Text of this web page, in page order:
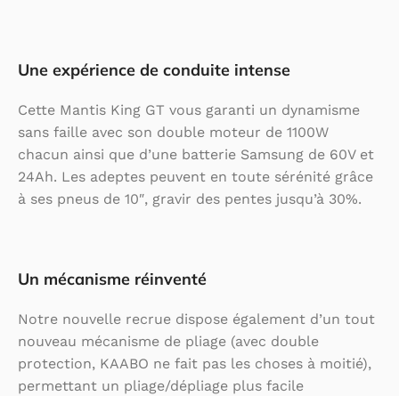
Une expérience de conduite intense
Cette Mantis King GT vous garanti un dynamisme
sans faille avec son double moteur de 1100W
chacun ainsi que d’une batterie Samsung de 60V et
24Ah. Les adeptes peuvent en toute sérénité grâce
à ses pneus de 10″, gravir des pentes jusqu’à 30%.
Un mécanisme réinventé
Notre nouvelle recrue dispose également d’un tout
nouveau mécanisme de pliage (avec double
protection, KAABO ne fait pas les choses à moitié),
permettant un pliage/dépliage plus facile